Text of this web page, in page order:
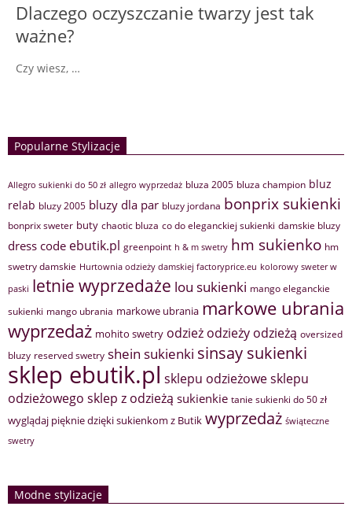
Dlaczego oczyszczanie twarzy jest tak
ważne?
Czy wiesz, …
Popularne Stylizacje
Allegro sukienki do 50 zł allegro wyprzedaż bluza 2005 bluza champion bluz
relab bluzy 2005 bluzy dla par bluzy jordana bonprix sukienki
bonprix sweter buty chaotic bluza co do eleganckiej sukienki damskie bluzy
dress code ebutik.pl greenpoint h & m swetry hm sukienko hm
swetry damskie Hurtownia odzieży damskiej factoryprice.eu kolorowy sweter w
paski letnie wyprzedaże lou sukienki mango eleganckie
sukienki mango ubrania markowe ubrania markowe ubrania
wyprzedaż mohito swetry odzież odzieży odzieżą oversized
bluzy reserved swetry shein sukienki sinsay sukienki
sklep ebutik.pl sklepu odzieżowesklepu
odzieżowego sklep z odzieżą sukienkie tanie sukienki do 50 zł
wyglądaj pięknie dzięki sukienkom z Butik wyprzedaż świąteczne
swetry
Modne stylizacje